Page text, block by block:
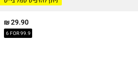
29.90 ₪
6 FOR 99.9